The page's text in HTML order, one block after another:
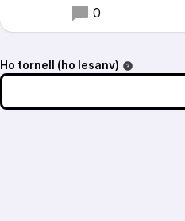
0
Ho tornell (ho lesanv)